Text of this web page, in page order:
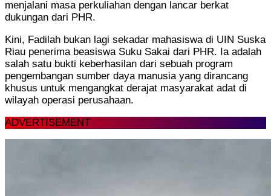
menjalani masa perkuliahan dengan lancar berkat
dukungan dari PHR.
Kini, Fadilah bukan lagi sekadar mahasiswa di UIN Suska
Riau penerima beasiswa Suku Sakai dari PHR. Ia adalah
salah satu bukti keberhasilan dari sebuah program
pengembangan sumber daya manusia yang dirancang
khusus untuk mengangkat derajat masyarakat adat di
wilayah operasi perusahaan.
ADVERTISEMENT